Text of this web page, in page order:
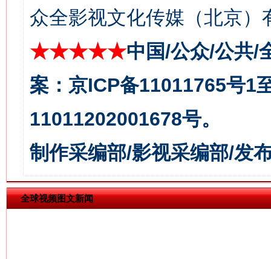
众全影视文化传媒（北京）
★★★★★中国/公众/公共/
案：京ICP备11011765号1
11011202001678号。
制作采编部/影视采编部/发
全球视频图文新闻
揭批美国五大"原罪"